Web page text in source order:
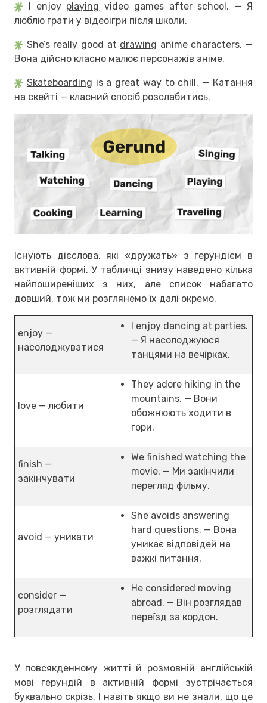
I enjoy playing video games after school. — Я
люблю грати у відеоігри після школи.
She’s really good at drawing anime characters. —
Вона дійсно класно малює персонажів аніме.
Skateboarding is a great way to chill. — Катання
на скейті — класний спосіб розслабитись.
Існують дієслова, які «дружать» з герундієм в
активній формі. У табличці знизу наведено кілька
найпоширеніших з них, але список набагато
довший, тож ми розглянемо їх далі окремо.
enjoy —
насолоджуватися
I enjoy dancing at parties.
— Я насолоджуюся
танцями на вечірках.
love — любити
They adore hiking in the
mountains. — Вони
обожнюють ходити в
гори.
finish —
закінчувати
We finished watching the
movie. — Ми закінчили
перегляд фільму.
avoid — уникати
She avoids answering
hard questions. — Вона
уникає відповідей на
важкі питання.
consider —
розглядати
He considered moving
abroad. — Він розглядав
переїзд за кордон.
У повсякденному житті й розмовній англійській
мові герундій в активній формі зустрічається
буквально скрізь. І навіть якщо ви не знали, що це